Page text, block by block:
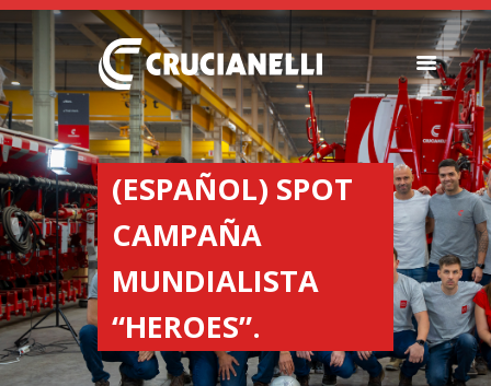
(ESPAÑOL) SPOT
CAMPAÑA
MUNDIALISTA
“HEROES”.
SEEDERS
FERTILIZER
SPREADERS
ABOUT US
DEALERSHIPS
NEWS
COMPANY
CONTACT